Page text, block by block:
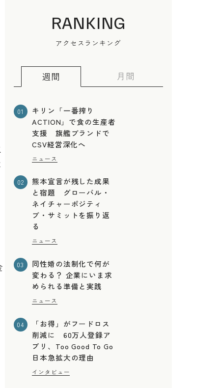
RANKING
アクセスランキング
週間 月間
01
キリン「一番搾り
ACTION」で食の生産者
支援 旗艦ブランドで
CSV経営深化へ
ニュース
02
熊本宣言が残した成果
と宿題 グローバル・
ネイチャーポジティ
ブ・サミットを振り返
る
ニュース
03
同性婚の法制化で何が
変わる？ 企業にいま求
められる準備と実践
ニュース
04
「お得」がフードロス
削減に 60万人登録ア
プリ、Too Good To Go
日本急拡大の理由
インタビュー